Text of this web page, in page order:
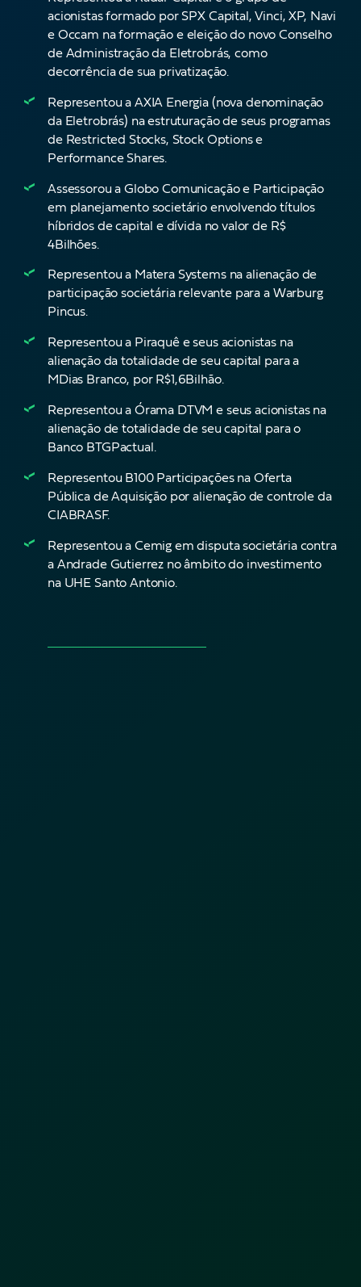
acionistas formado por SPX Capital, Vinci, XP, Navi
e Occam na formação e eleição do novo Conselho
de Administração da Eletrobrás, como
decorrência de sua privatização.
Representou a AXIA Energia (nova denominação
da Eletrobrás) na estruturação de seus programas
de Restricted Stocks, Stock Options e
Performance Shares.
Assessorou a Globo Comunicação e Participação
em planejamento societário envolvendo títulos
híbridos de capital e dívida no valor de R$
4Bilhões.
Representou a Matera Systems na alienação de
participação societária relevante para a Warburg
Pincus.
Representou a Piraquê e seus acionistas na
alienação da totalidade de seu capital para a
MDias Branco, por R$1,6Bilhão.
Representou a Órama DTVM e seus acionistas na
alienação de totalidade de seu capital para o
Banco BTGPactual.
Representou B100 Participações na Oferta
Pública de Aquisição por alienação de controle da
CIABRASF.
Representou a Cemig em disputa societária contra
a Andrade Gutierrez no âmbito do investimento
na UHE Santo Antonio.